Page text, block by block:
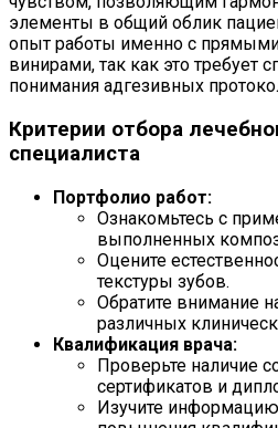
элементы в общий облик
опыт работы именно с
винирами, так как это требует
понимания адгезивных
Критерии отбора
специалиста
Портфолио работ:
Ознакомьтесь с
выполненных
Оцените
текстуры зубов.
Обратите внимание
различных
Квалификация врача:
Проверьте наличие
сертификатов и
Изучите